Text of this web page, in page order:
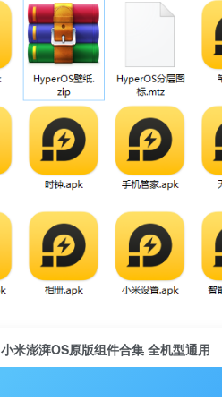
小米澎湃OS原版组件合集 全机型通用